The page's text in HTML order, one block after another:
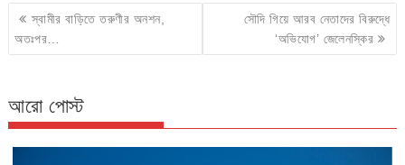
Post
navigation
স্বামীর বাড়িতে তরুণীর অনশন,
অতঃপর…
সৌদি গিয়ে আরব নেতাদের বিরুদ্ধে
‘অভিযোগ’ জেলেনস্কির
আরো পোস্ট